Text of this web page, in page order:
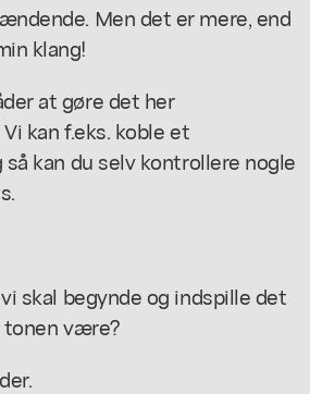
Men det er mere, end
klang!
at gøre det her
kan f.eks. koble et
kan du selv kontrollere nogle
skal begynde og indspille det
tonen være?